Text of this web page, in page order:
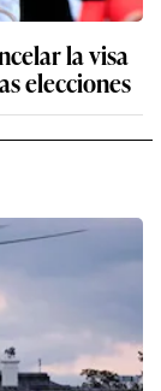
la visa
elecciones